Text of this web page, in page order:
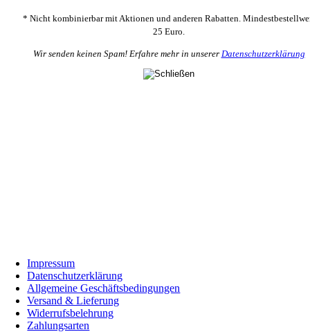
* Nicht kombinierbar mit Aktionen und anderen Rabatten.
25 Euro.
Wir senden keinen Spam! Erfahre mehr in unserer Datenschutzerklärung
Impressum
Datenschutzerklärung
Allgemeine Geschäftsbedingungen
Versand & Lieferung
Widerrufsbelehrung
Zahlungsarten